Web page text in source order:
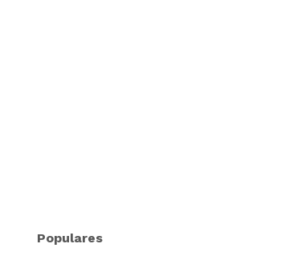
Populares